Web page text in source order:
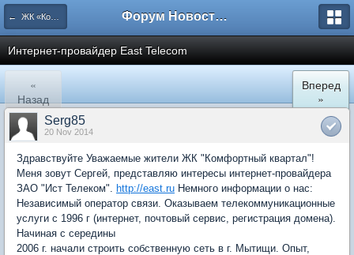
← ЖК «Комфортный КВАРТАЛ» Форум Новостройки
Интернет-провайдер East Telecom
«
Назад
Вперед
»
Serg85
20 Nov 2014
Здравствуйте Уважаемые жители ЖК "Комфортный квартал"!
Меня зовут Сергей, представляю интересы интернет-провайдера
ЗАО "Ист Телеком". http://east.ru Немного информации о нас:
Независимый оператор связи. Оказываем телекоммуникационные
услуги с 1996 г (интернет, почтовый сервис, регистрация домена).
Начиная с середины
2006 г. начали строить собственную сеть в г. Мытищи. Опыт,